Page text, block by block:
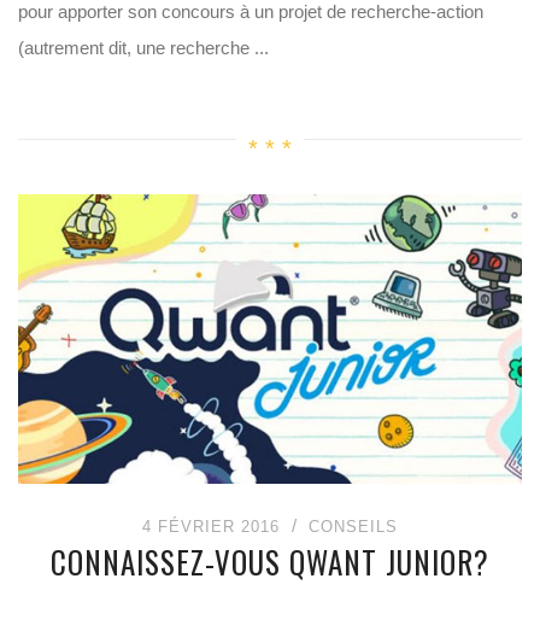
pour apporter son concours à un projet de recherche-action
(autrement dit, une recherche ...
4 FÉVRIER 2016 CONSEILS
CONNAISSEZ-VOUS QWANT JUNIOR?